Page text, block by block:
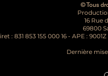
© Tous
16 Rue
69800
: 831 853 155 000 16 - APE :
Dernière